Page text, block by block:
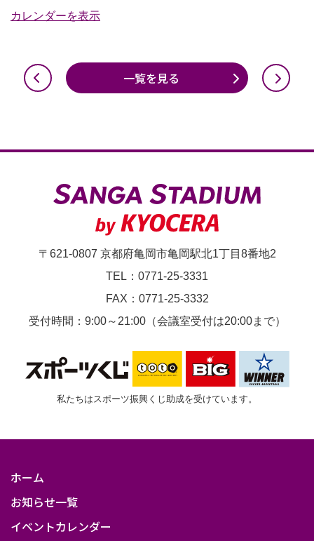
利
カレンダーを表示
一覧を見る
〒621-0807 京都府亀岡市亀岡駅北1丁目8番地2
TEL：0771-25-3331
FAX：0771-25-3332
受付時間：9:00～21:00（会議室受付は20:00まで）
私たちはスポーツ振興くじ助成を受けています。
ホーム
お知らせ一覧
イベントカレンダー